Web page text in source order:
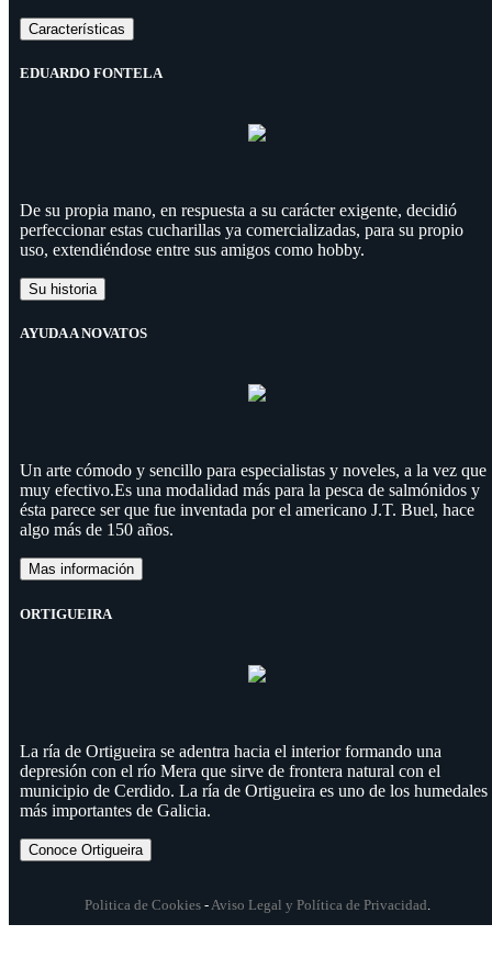
Características
EDUARDO FONTELA
De su propia mano, en respuesta a su carácter exigente, decidió
perfeccionar estas cucharillas ya comercializadas, para su propio
uso, extendiéndose entre sus amigos como hobby.
Su historia
AYUDA A NOVATOS
Un arte cómodo y sencillo para especialistas y noveles, a la vez que
muy efectivo.Es una modalidad más para la pesca de salmónidos y
ésta parece ser que fue inventada por el americano J.T. Buel, hace
algo más de 150 años.
Mas información
ORTIGUEIRA
La ría de Ortigueira se adentra hacia el interior formando una
depresión con el río Mera que sirve de frontera natural con el
municipio de Cerdido. La ría de Ortigueira es uno de los humedales
más importantes de Galicia.
Conoce Ortigueira
Politica de Cookies- Aviso Legal y Política de Privacidad